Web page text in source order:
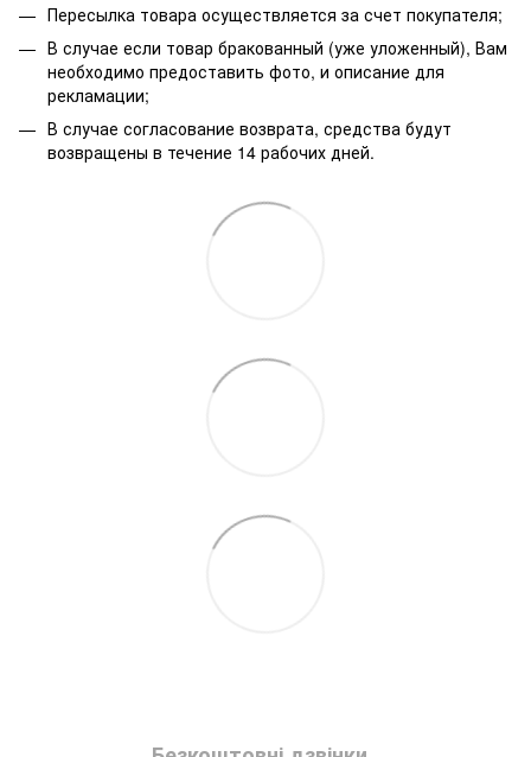
Пересылка товара осуществляется за счет покупателя;
В случае если товар бракованный (уже уложенный), Вам
необходимо предоставить фото, и описание для
рекламации;
В случае согласование возврата, средства будут
возвращены в течение 14 рабочих дней.